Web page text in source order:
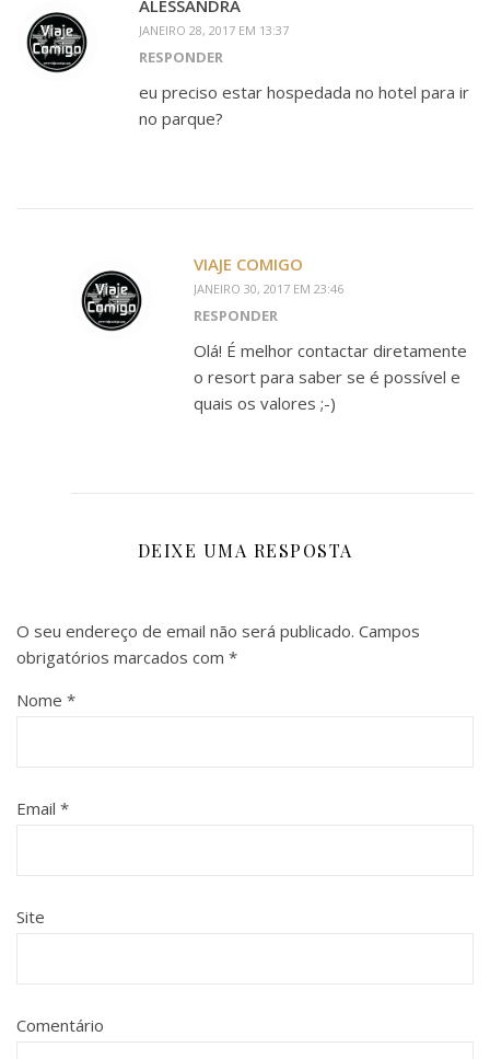
ALESSANDRA
JANEIRO 28, 2017 EM 13:37
RESPONDER
eu preciso estar hospedada no hotel para ir
no parque?
VIAJE COMIGO
JANEIRO 30, 2017 EM 23:46
RESPONDER
Olá! É melhor contactar diretamente
o resort para saber se é possível e
quais os valores ;-)
DEIXE UMA RESPOSTA
O seu endereço de email não será publicado. Campos
obrigatórios marcados com *
Nome *
Email *
Site
Comentário